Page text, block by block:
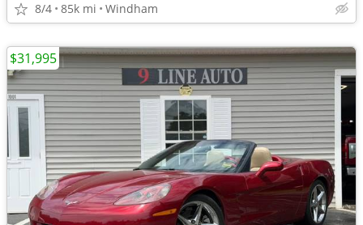
8/4 85k mi Windham
$31,995